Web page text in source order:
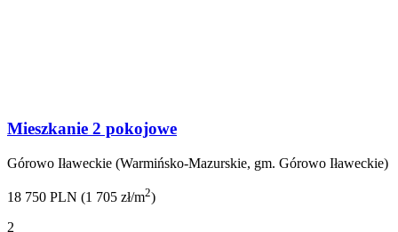
Mieszkanie 2 pokojowe
Górowo Iławeckie (Warmińsko-Mazurskie, gm. Górowo Iławeckie)
18 750 PLN (1 705 zł/m2)
2